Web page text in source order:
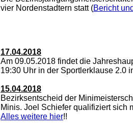
vier Nordenstadtern statt (Bericht
17.04.2018
Am 09.05.2018 findet die
19:30 Uhr in der Sportlerklause 2.0
15.04.2018
Bezirksentscheid der
Minis. Joel Schiefer qualifiziert sich
Alles weitere hier!!